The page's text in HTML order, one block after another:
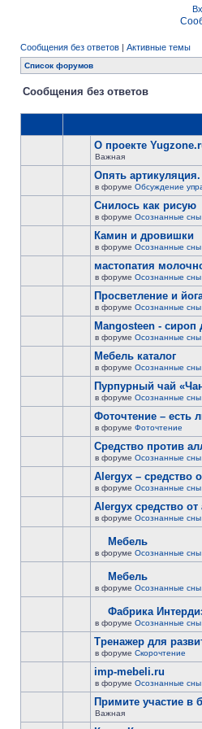
Сообщения без ответов | Активные темы
Список форумов
Сообщения без ответов
О проекте
Важная
Опять артикуляция.
в форуме Обсуждение
Снилось как рисую
в форуме Осознанные сны
Камин и дровишки
в форуме Осознанные сны
мастопатия
в форуме Осознанные сны
Просветление и
в форуме Осознанные сны
Mangosteen - сироп
в форуме Осознанные сны
Мебель каталог
в форуме Осознанные сны
Пурпурный чай
в форуме Осознанные сны
Фоточтение – есть
в форуме Фоточтение
Cредство против
в форуме Осознанные сны
Alergyx – средство
в форуме Осознанные сны
Alergyx средство от
в форуме Осознанные сны
Мебель
в форуме Осознанные сны
Мебель
в форуме Осознанные сны
Фабрика
в форуме Осознанные сны
Тренажер для
в форуме Скорочтение
imp-mebeli.ru
в форуме Осознанные сны
Примите участие в
Важная